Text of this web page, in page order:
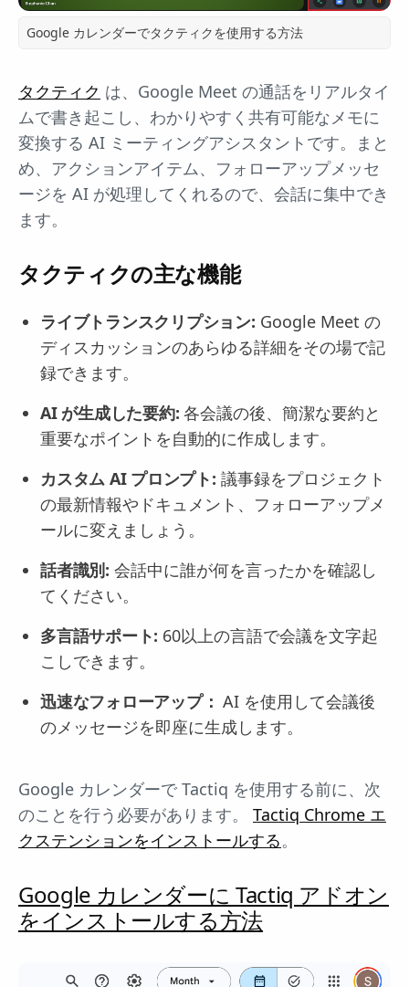
Google カレンダーでタクティクを使用する方法
タクティク は、Google Meet の通話をリアルタイ
ムで書き起こし、わかりやすく共有可能なメモに
変換する AI ミーティングアシスタントです。まと
め、アクションアイテム、フォローアップメッセ
ージを AI が処理してくれるので、会話に集中でき
ます。
タクティクの主な機能
ライブトランスクリプション: Google Meet の
ディスカッションのあらゆる詳細をその場で記
録できます。
AI が生成した要約: 各会議の後、簡潔な要約と
重要なポイントを自動的に作成します。
カスタム AI プロンプト: 議事録をプロジェクト
の最新情報やドキュメント、フォローアップメ
ールに変えましょう。
話者識別: 会話中に誰が何を言ったかを確認し
てください。
多言語サポート: 60以上の言語で会議を文字起
こしできます。
迅速なフォローアップ： AI を使用して会議後
のメッセージを即座に生成します。
Google カレンダーで Tactiq を使用する前に、次
のことを行う必要があります。 Tactiq Chrome エ
クステンションをインストールする。
Google カレンダーに Tactiq アドオン
をインストールする方法